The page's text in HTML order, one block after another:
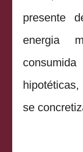
presente
energia
se